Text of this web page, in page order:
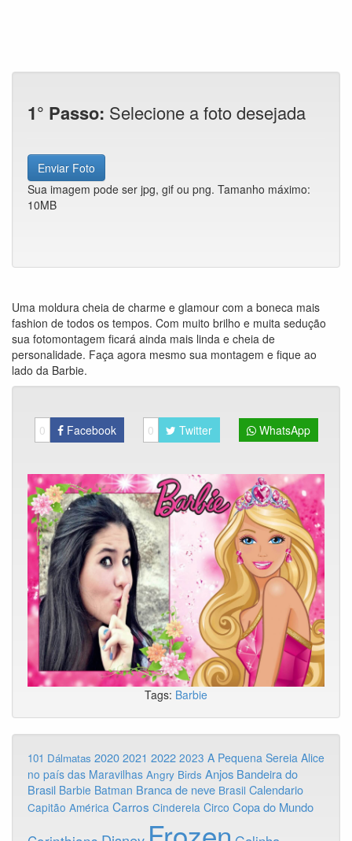
1° Passo: Selecione a foto desejada
Enviar Foto
Sua imagem pode ser jpg, gif ou png. Tamanho máximo:
10MB
Uma moldura cheia de charme e glamour com a boneca mais
fashion de todos os tempos. Com muito brilho e muita sedução
sua fotomontagem ficará ainda mais linda e cheia de
personalidade. Faça agora mesmo sua montagem e fique ao
lado da Barbie.
0 Facebook 0 Twitter WhatsApp
Tags: Barbie
101 Dálmatas 2020 2021 2022 2023 A Pequena Sereia Alice
no país das Maravilhas Angry Birds Anjos Bandeira do
Brasil Barbie Batman Branca de neve Brasil Calendario
Capitão América Carros Cinderela Circo Copa do Mundo